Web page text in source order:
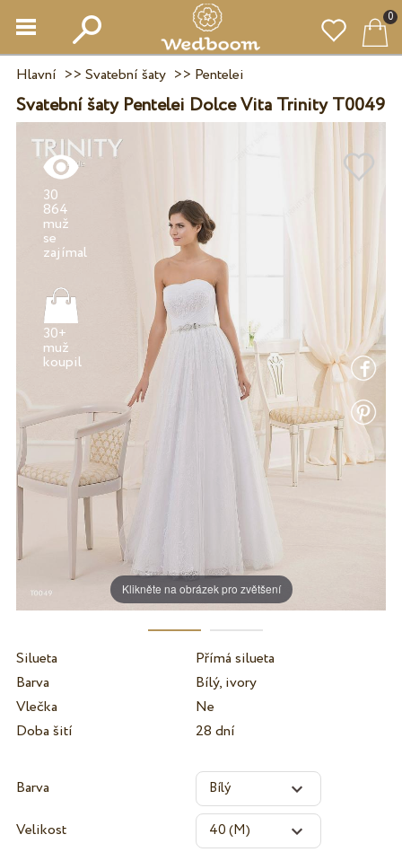
0
Hlavní >> Svatební šaty>> Pentelei
Svatební šaty Pentelei Dolce Vita Trinity T0049
Klikněte na obrázek pro zvětšení
30
864
muž
se
30+
muž
Silueta
Přímá silueta
Barva
Bílý, ivory
Vlečka
Ne
Doba šití
28 dní
Barva
Velikost